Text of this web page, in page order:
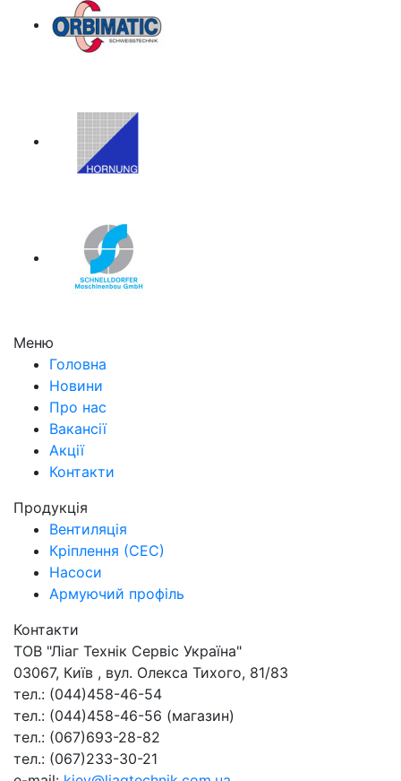
Меню
Головна
Новини
Про нас
Вакансії
Акції
Контакти
Продукція
Вентиляція
Кріплення (СЕС)
Насоси
Армуючий профіль
Контакти
ТОВ "Ліаг Технік Сервіс Україна"
03067, Київ , вул. Олекса Тихого, 81/83
тел.: (044)458-46-54
тел.: (044)458-46-56 (магазин)
тел.: (067)693-28-82
тел.: (067)233-30-21